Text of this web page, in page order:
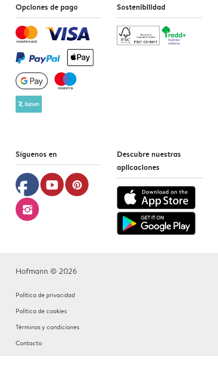
Opciones de pago Sostenibilidad
Síguenos en
facebook youtube pinterest
instagram
Descubre nuestras
aplicaciones
Hofmann © 2026
Política de privacidad
Política de cookies
Términos y condiciones
Contacto